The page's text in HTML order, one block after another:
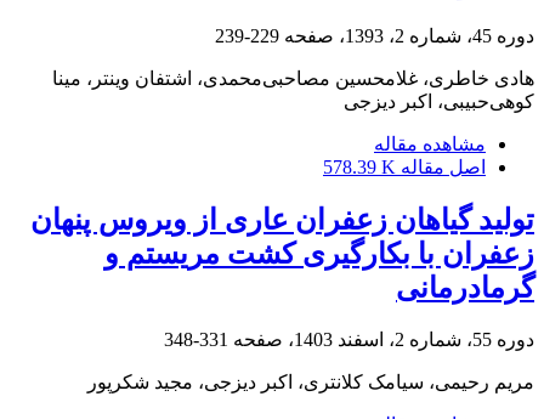
دوره 45، شماره 2، 1393، صفحه 229-239
هادی خاطری، غلامحسین مصاحبی‌محمدی، اشتفان وینتر، مینا
کوهی‌حبیبی، اکبر دیزجی
مشاهده مقاله
اصل مقاله 578.39 K
تولید گیاهان زعفران عاری از ویروس پنهان
زعفران با بکارگیری کشت مریستم و
گرمادرمانی
دوره 55، شماره 2، اسفند 1403، صفحه 331-348
مریم رحیمی، سیامک کلانتری، اکبر دیزجی، مجید شکرپور